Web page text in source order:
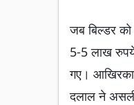
जब बिल्डर
5-5 लाख
गए।
दलाल ने